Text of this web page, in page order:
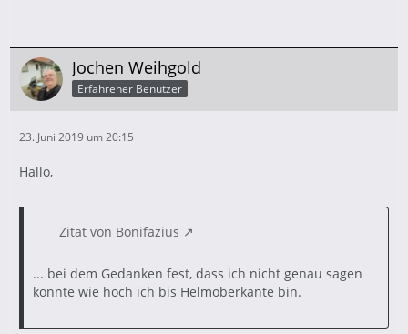
Jochen Weihgold
Erfahrener Benutzer
23. Juni 2019 um 20:15
Hallo,
Zitat von Bonifazius
... bei dem Gedanken fest, dass ich nicht genau sagen
könnte wie hoch ich bis Helmoberkante bin.